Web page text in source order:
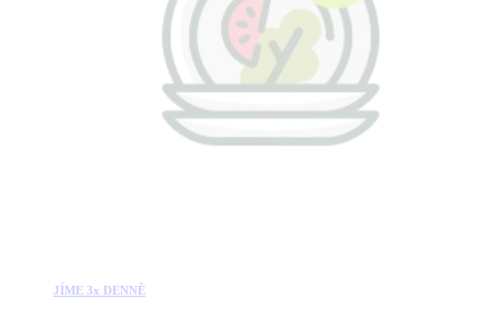
JÍME 3x DENNĚ